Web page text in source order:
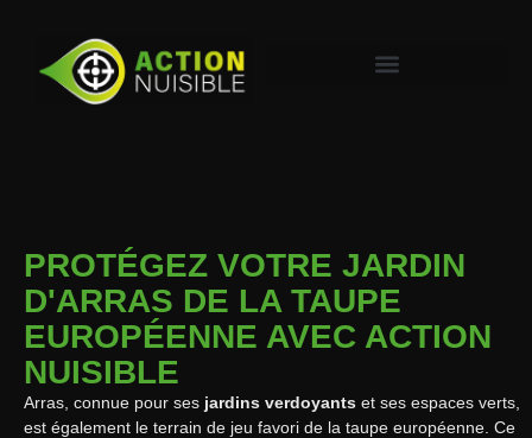
PROTÉGEZ VOTRE JARDIN
D'ARRAS DE LA TAUPE
EUROPÉENNE AVEC ACTION
NUISIBLE
Arras, connue pour ses jardins verdoyants et ses espaces verts,
est également le terrain de jeu favori de la taupe européenne. Ce